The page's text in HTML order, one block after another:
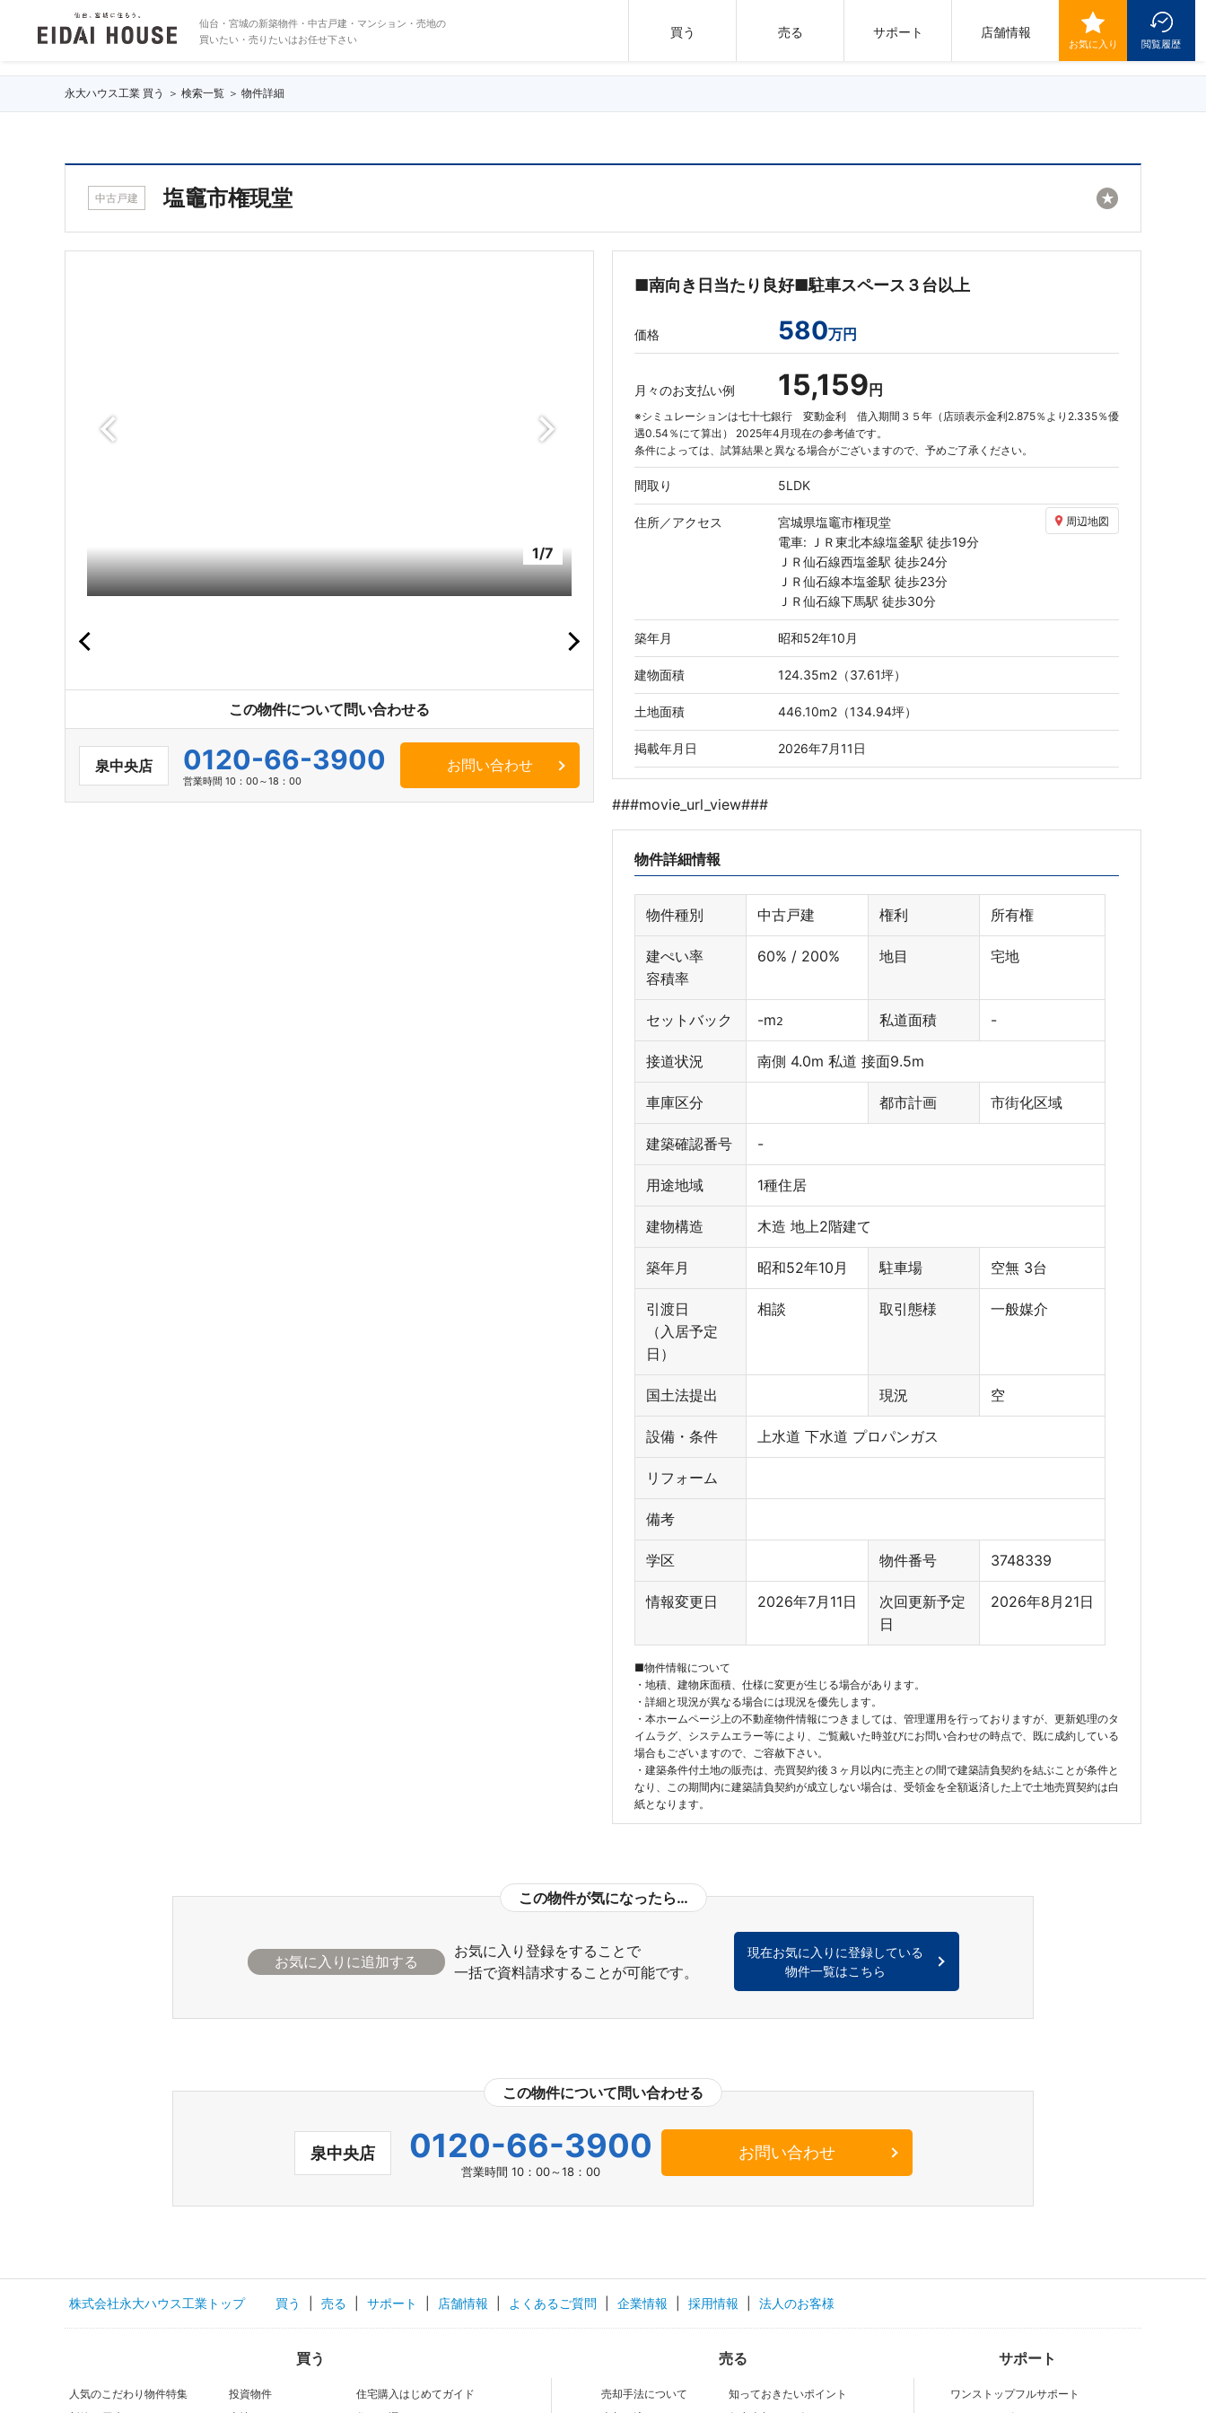
仙台・宮城の新築物件・中古戸建・マンション・売地の
買いたい・売りたいはお任せ下さい
買う 売る サポート 店舗情報
お気に入り 閲覧履歴
永大ハウス工業 買う 検索一覧 物件詳細
中古戸建 塩竈市権現堂 ★
1/7
この物件について問い合わせる
泉中央店 0120-66-3900
営業時間 10：00～18：00
お問い合わせ
■南向き日当たり良好■駐車スペース３台以上
価格 580万円
月々のお支払い例 15,159 円
※シミュレーションは七十七銀行 変動金利 借入期間３５年（店頭表示金利2.875％より2.335％優
遇0.54％にて算出） 2025年4月現在の参考値です。
条件によっては、試算結果と異なる場合がございますので、予めご了承ください。
間取り 5LDK
住所／アクセス
宮城県塩竈市権現堂
電車: ＪＲ東北本線塩釜駅 徒歩19分
ＪＲ仙石線西塩釜駅 徒歩24分
ＪＲ仙石線本塩釜駅 徒歩23分
ＪＲ仙石線下馬駅 徒歩30分
周辺地図
築年月 昭和52年10月
建物面積 124.35m2 （37.61坪）
土地面積 446.10m2 （134.94坪）
掲載年月日 2026年7月11日
###movie_url_view###
物件詳細情報
物件種別 中古戸建 権利 所有権
建ぺい率
容積率
60% / 200% 地目 宅地
セットバック -m2 私道面積 -
接道状況 南側 4.0m 私道 接面9.5m
車庫区分 都市計画 市街化区域
建築確認番号 -
用途地域 1種住居
建物構造 木造 地上2階建て
築年月 昭和52年10月 駐車場 空無 3台
引渡日
（入居予定
日）
相談 取引態様 一般媒介
国土法提出 現況 空
設備・条件 上水道 下水道 プロパンガス
リフォーム
備考
学区 物件番号 3748339
情報変更日 2026年7月11日
次回更新予定
日
2026年8月21日
■物件情報について
・地積、建物床面積、仕様に変更が生じる場合があります。
・詳細と現況が異なる場合には現況を優先します。
・本ホームページ上の不動産物件情報につきましては、管理運用を行っておりますが、更新処理のタ
イムラグ、システムエラー等により、ご覧戴いた時並びにお問い合わせの時点で、既に成約している
場合もございますので、ご容赦下さい。
・建築条件付土地の販売は、売買契約後３ヶ月以内に売主との間で建築請負契約を結ぶことが条件と
なり、この期間内に建築請負契約が成立しない場合は、受領金を全額返済した上で土地売買契約は白
紙となります。
この物件が気になったら…
お気に入り登録をすることで
一括で資料請求することが可能です。
現在お気に入りに登録している
物件一覧はこちら
この物件について問い合わせる
泉中央店 0120-66-3900
営業時間 10：00～18：00
お問い合わせ
株式会社永大ハウス工業トップ 買う 売る サポート 店舗情報 よくあるご質問 企業情報 採用情報 法人のお客様
買う
人気のこだわり物件特集
投資物件
住宅購入はじめてガイド
売る
売却手法について
知っておきたいポイント
サポート
ワンストップフルサポート